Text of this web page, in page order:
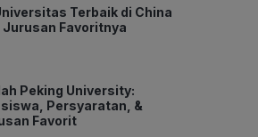
Terbaik di China
Jurusan Favoritnya
Peking University:
Persyaratan, &
Favorit